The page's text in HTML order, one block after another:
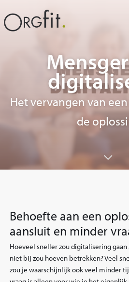
to
content
Het vervangen van
de
Behoefte aan een
aansluit en minder
Hoeveel sneller zou digitalisering gaan
niet bij zou hoeven betrekken? Veel
zou je waarschijnlijk ook veel minder